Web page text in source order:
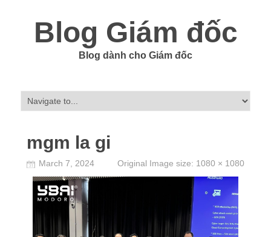
Blog Giám đốc
Blog dành cho Giám đốc
mgm la gi
March 7, 2024 Original Image size: 1080 × 1080